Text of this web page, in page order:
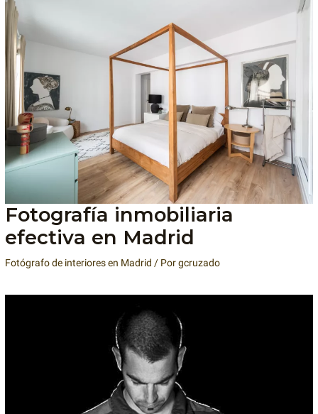
Fotografía inmobiliaria
efectiva en Madrid
Fotógrafo de interiores en Madrid / Porgcruzado